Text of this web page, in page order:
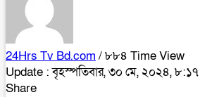
24Hrs Tv Bd.com / ৮৮৪ Time View
Update : বৃহস্পতিবার, ৩০ মে, ২০২৪, ৮:১৭
Share